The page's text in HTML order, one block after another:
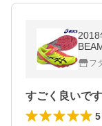
2018
ニン
フ
すごく良いです
5